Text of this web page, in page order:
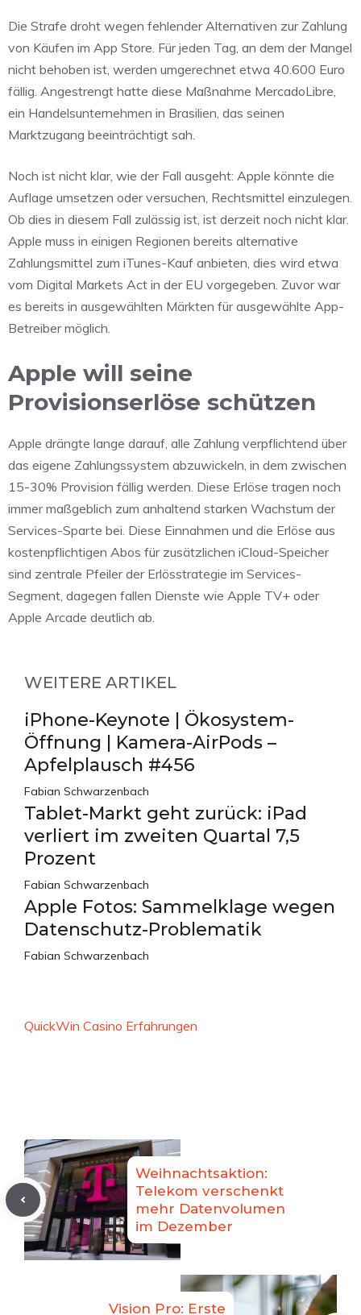
Die Strafe droht wegen fehlender Alternativen zur Zahlung
von Käufen im App Store. Für jeden Tag, an dem der Mangel
nicht behoben ist, werden umgerechnet etwa 40.600 Euro
fällig. Angestrengt hatte diese Maßnahme MercadoLibre,
ein Handelsunternehmen in Brasilien, das seinen
Marktzugang beeinträchtigt sah.
Noch ist nicht klar, wie der Fall ausgeht: Apple könnte die
Auflage umsetzen oder versuchen, Rechtsmittel einzulegen.
Ob dies in diesem Fall zulässig ist, ist derzeit noch nicht klar.
Apple muss in einigen Regionen bereits alternative
Zahlungsmittel zum iTunes-Kauf anbieten, dies wird etwa
vom Digital Markets Act in der EU vorgegeben. Zuvor war
es bereits in ausgewählten Märkten für ausgewählte App-
Betreiber möglich.
Apple will seine
Provisionserlöse schützen
Apple drängte lange darauf, alle Zahlung verpflichtend über
das eigene Zahlungssystem abzuwickeln, in dem zwischen
15-30% Provision fällig werden. Diese Erlöse tragen noch
immer maßgeblich zum anhaltend starken Wachstum der
Services-Sparte bei. Diese Einnahmen und die Erlöse aus
kostenpflichtigen Abos für zusätzlichen iCloud-Speicher
sind zentrale Pfeiler der Erlösstrategie im Services-
Segment, dagegen fallen Dienste wie Apple TV+ oder
Apple Arcade deutlich ab.
WEITERE ARTIKEL
iPhone-Keynote | Ökosystem-
Öffnung | Kamera-AirPods –
Apfelplausch #456
Fabian Schwarzenbach
Tablet-Markt geht zurück: iPad
verliert im zweiten Quartal 7,5
Prozent
Fabian Schwarzenbach
Apple Fotos: Sammelklage wegen
Datenschutz-Problematik
Fabian Schwarzenbach
QuickWin Casino Erfahrungen
Weihnachtsaktion:
Telekom verschenkt
mehr Datenvolumen
im Dezember
Vision Pro: Erste